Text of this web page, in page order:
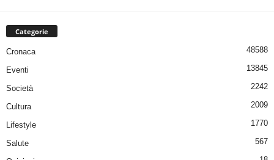
Categorie
Cronaca 48588
Eventi 13845
Società 2242
Cultura 2009
Lifestyle 1770
Salute 567